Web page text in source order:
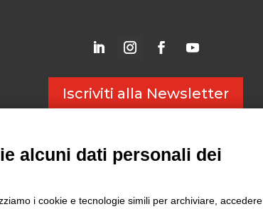
Iscriviti alla Newsletter
alcuni dati personali dei
i cookie e tecnologie simili per archiviare, accedere